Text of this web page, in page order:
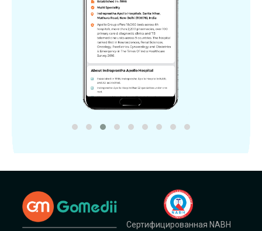
Сертифицированная NABH